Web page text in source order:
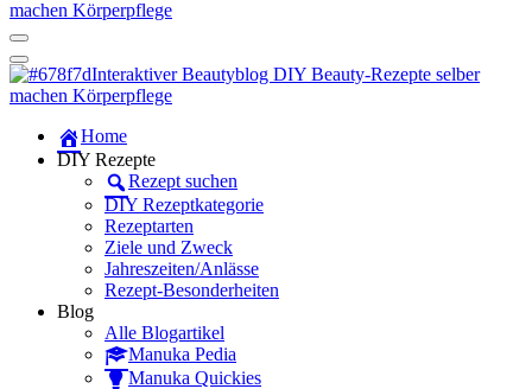
Manuka Magic – Natürlich schön:
Dein interaktiver DIY Beautyblog
Manuka Magic – Natürlich schön:
Dein interaktiver DIY Beautyblog
Dein persönlicher interaktiver DIY Beautyblog
Home
DIY Rezepte
Rezept suchen
DIY Rezeptkategorie
Rezeptarten
Ziele und Zweck
Jahreszeiten/Anlässe
Rezept-Besonderheiten
Blog
Alle Blogartikel
Manuka Pedia
Manuka Quickies